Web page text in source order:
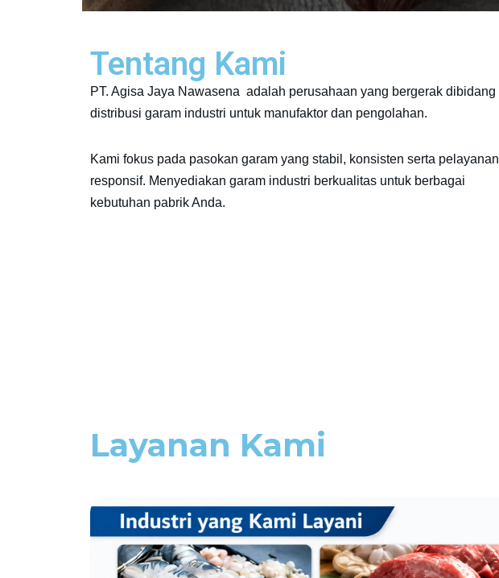
Tentang Kami
PT. Agisa Jaya Nawasena adalah perusahaan yang bergerak dibidang
distribusi garam industri untuk manufaktor dan pengolahan.
Kami fokus pada pasokan garam yang stabil, konsisten serta pelayanan
responsif. Menyediakan garam industri berkualitas untuk berbagai
kebutuhan pabrik Anda.
Layanan Kami